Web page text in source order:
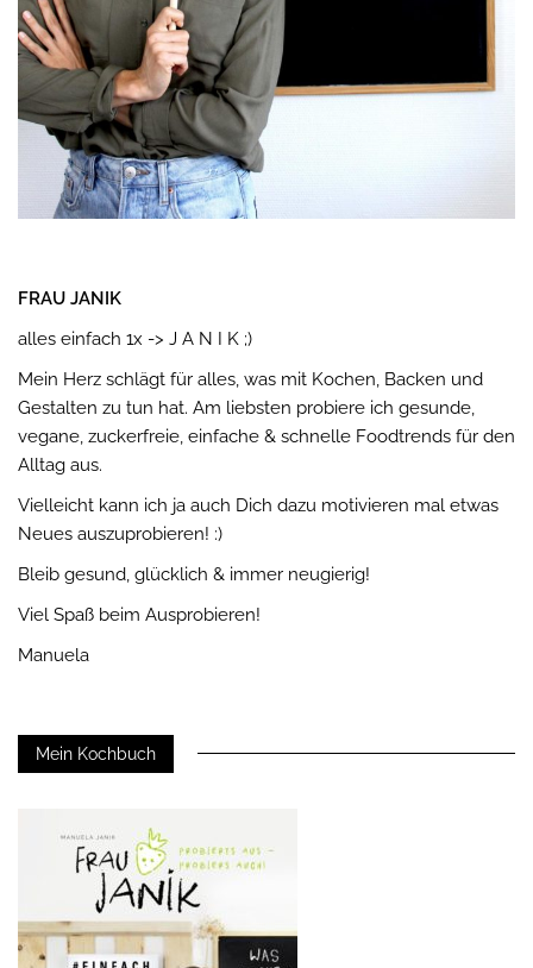
FRAU JANIK
alles einfach 1x -> J A N I K ;)
Mein Herz schlägt für alles, was mit Kochen, Backen und
Gestalten zu tun hat. Am liebsten probiere ich gesunde,
vegane, zuckerfreie, einfache & schnelle Foodtrends für den
Alltag aus.
Vielleicht kann ich ja auch Dich dazu motivieren mal etwas
Neues auszuprobieren! :)
Bleib gesund, glücklich & immer neugierig!
Viel Spaß beim Ausprobieren!
Manuela
Mein Kochbuch